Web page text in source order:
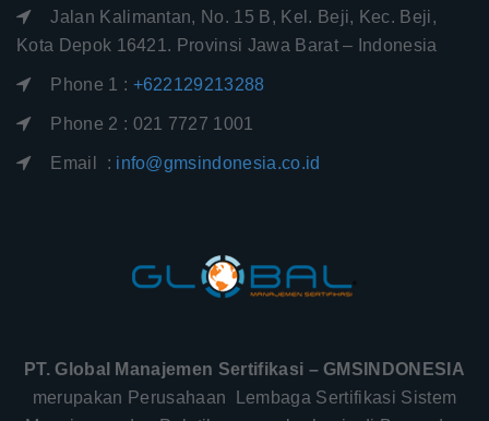
Jalan Kalimantan, No. 15 B, Kel. Beji, Kec. Beji,
Kota Depok 16421. Provinsi Jawa Barat – Indonesia
Phone 1 : +622129213288
Phone 2 : 021 7727 1001
Email : info@gmsindonesia.co.id
PT. Global Manajemen Sertifikasi – GMSINDONESIA
merupakan Perusahaan Lembaga Sertifikasi Sistem